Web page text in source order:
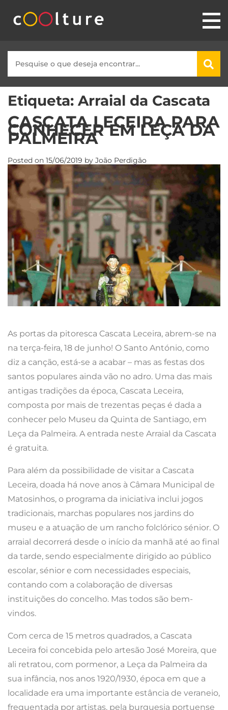
Etiqueta: Arraial da Cascata
CASCATA LECEIRA PARA
CONHECER EM LEÇA DA
PALMEIRA
Posted on 15/06/2019 by João Perdigão
As portas da pitoresca Cascata Leceira, abrem-se na
na terça-feira, 18 de junho! O Santo António, como
diz a canção, está-se a acabar – mas as festas dos
santos populares ainda vão no adro. Uma das mais
antigas tradições da época, Cascata Leceira,
composta por mais de trezentas peças é dada a
conhecer pelo Museu da Quinta de Santiago, em
Leça da Palmeira. A entrada neste Arraial da Cascata
é gratuita.
Para além da possibilidade de visitar a Cascata
Leceira, doada há nove anos à Câmara Municipal de
Matosinhos, o programa da iniciativa inclui jogos
tradicionais, marchas populares nos jardins do
museu e a atuação de um rancho folclórico sénior. O
arraial decorrerá desde o início da manhã até ao final
da tarde, sendo especialmente dirigido ao público
escolar, sénior e com necessidades especiais,
contando com a colaboração de diversas
instituições do concelho. Mas todos são bem-
vindos.
Com cerca de 15 metros quadrados, a Cascata
Leceira foi concebida pelo artesão José Moreira, que
ali retratou, com pormenor, a Leça da Palmeira da
sua infância, nos anos 1920/1930, época em que a
localidade era uma importante estância de veraneio,
frequentada por artistas, pela burguesia portuense